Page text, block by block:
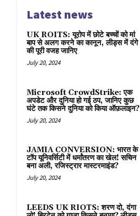
Latest news
UK ROITS: यूरोप में छोटे बच्चों को मां
बाप से अलग करने का कानून, लीड्स में दंगे
की पूरी वजह जानिए
July 20, 2024
Microsoft CrowdStrike: एक
अपडेट और दुनिया हो गई ठप, जानिए कुछ
घंटे तक किसने दुनिया को किया ऑफ़लाइन?
July 20, 2024
JAMIA CONVERSION: भारत के
टॉप यूनिवर्सिटी में धर्मांतरण का खेल! सचिन
बना अली, रजिस्ट्रार मास्टरमाइंड?
July 20, 2024
LEEDS UK RIOTS: शरण दो, दंगा